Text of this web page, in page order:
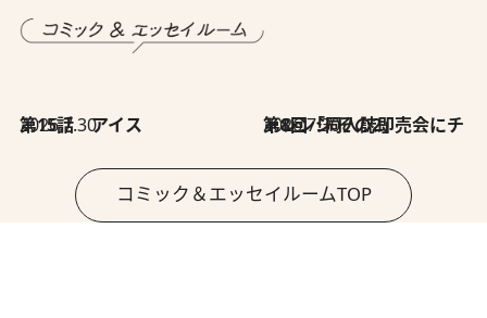
2026.7.30
第15話 アイス 2026.7.30
第8回「同人誌即売会にチャレンジ その2」
コミック＆エッセイルームTOP